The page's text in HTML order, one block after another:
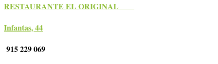
RESTAURANTE EL ORIGINAL
Infantas, 44
915 229 069